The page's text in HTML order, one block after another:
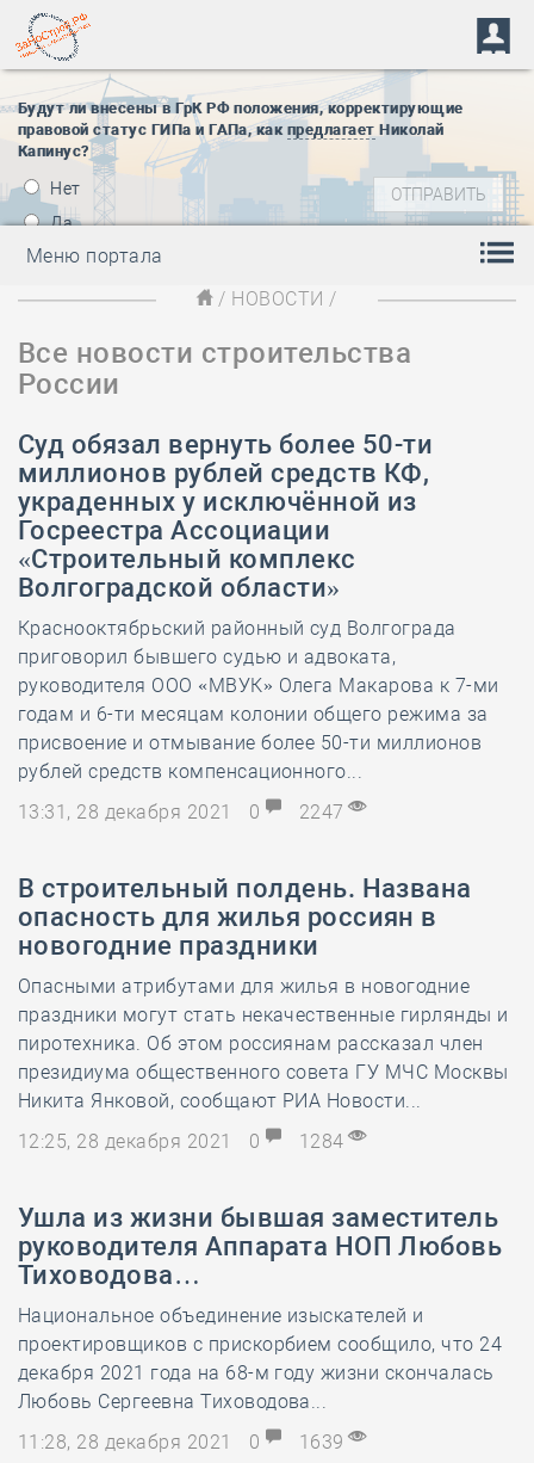
Будут ли внесены в ГрК РФ положения, корректирующие
правовой статус ГИПа и ГАПа, как предлагает Николай
Капинус?
Нет
Да
Меню портала
/ НОВОСТИ /
Все новости строительства
России
Суд обязал вернуть более 50-ти
миллионов рублей средств КФ,
украденных у исключённой из
Госреестра Ассоциации
«Строительный комплекс
Волгоградской области»
Краснооктябрьский районный суд Волгограда
приговорил бывшего судью и адвоката,
руководителя ООО «МВУК» Олега Макарова к 7-ми
годам и 6-ти месяцам колонии общего режима за
присвоение и отмывание более 50-ти миллионов
рублей средств компенсационного...
13:31, 28 декабря 2021
0 2247
В строительный полдень. Названа
опасность для жилья россиян в
новогодние праздники
Опасными атрибутами для жилья в новогодние
праздники могут стать некачественные гирлянды и
пиротехника. Об этом россиянам рассказал член
президиума общественного совета ГУ МЧС Москвы
Никита Янковой, сообщают РИА Новости...
12:25, 28 декабря 2021
0 1284
Ушла из жизни бывшая заместитель
руководителя Аппарата НОП Любовь
Тиховодова…
Национальное объединение изыскателей и
проектировщиков с прискорбием сообщило, что 24
декабря 2021 года на 68-м году жизни скончалась
Любовь Сергеевна Тиховодова...
11:28, 28 декабря 2021
0 1639